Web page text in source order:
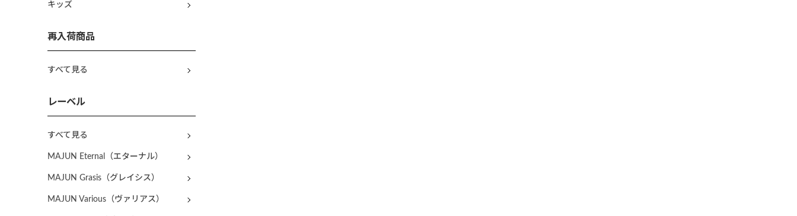
キッズ
再入荷商品
すべて見る
レーベル
すべて見る
MAJUN Eternal（エターナル）
MAJUN Grasis（グレイシス）
MAJUN Various（ヴァリアス）